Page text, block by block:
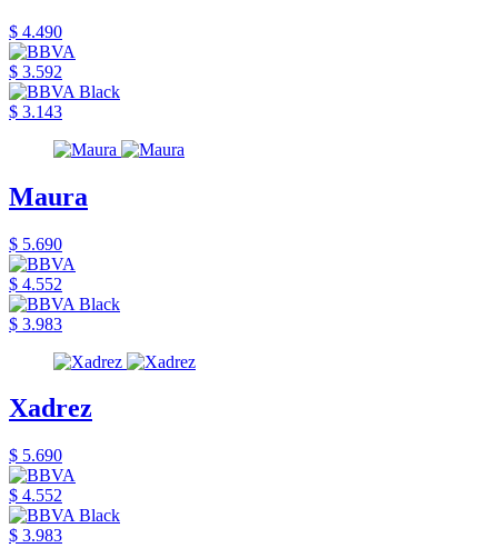
$ 4.490
$ 3.592
$ 3.143
Maura
$ 5.690
$ 4.552
$ 3.983
Xadrez
$ 5.690
$ 4.552
$ 3.983